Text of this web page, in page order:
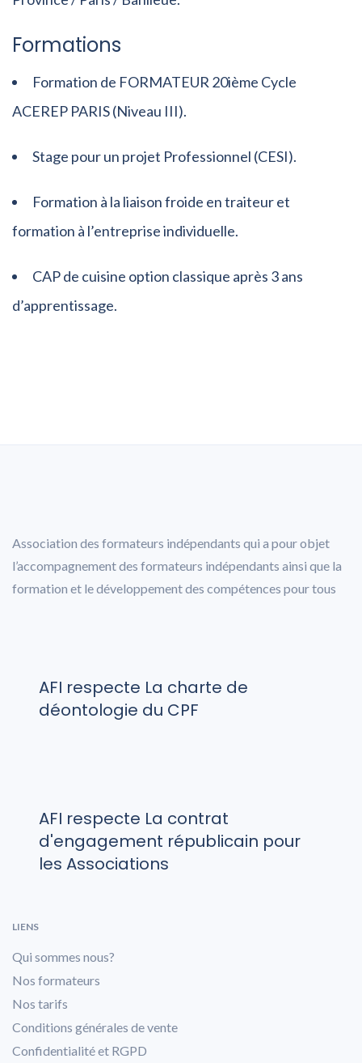
Formations
Formation de FORMATEUR 20ième Cycle
ACEREP PARIS (Niveau III).
Stage pour un projet Professionnel (CESI).
Formation à la liaison froide en traiteur et
formation à l’entreprise individuelle.
CAP de cuisine option classique après 3 ans
d’apprentissage.
Association des formateurs indépendants qui a pour objet
l’accompagnement des formateurs indépendants ainsi que la
formation et le développement des compétences pour tous
AFI respecte La charte de
déontologie du CPF
AFI respecte La contrat
d'engagement républicain pour
les Associations
LIENS
Qui sommes nous?
Nos formateurs
Nos tarifs
Conditions générales de vente
Confidentialité et RGPD